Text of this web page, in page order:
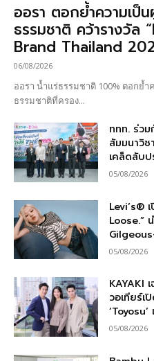
ออรา ตอกย้ำความเป็
ธรรมชาติ คว้ารางวัล
Brand Thailand
06/08/2026
ออรา น้ำแร่ธรรมชาติ 100% ตอกย้
ธรรมชาติที่ครอง...
ททท. ร่ว
สัมมนาวิช
เคล็ดลับป
05/08/2026
Levi’s®
Loose.”
05/08/2026
KAYAKI
วอเทียร์เ
05/08/2026